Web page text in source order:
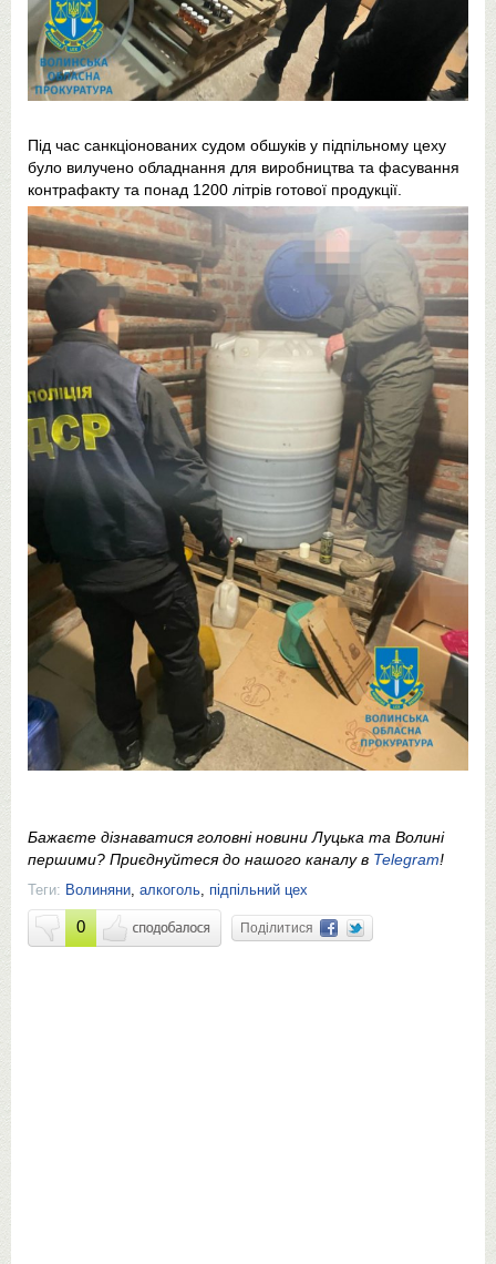
Під час санкціонованих судом обшуків у підпільному цеху
було вилучено обладнання для виробництва та фасування
контрафакту та понад 1200 літрів готової продукції.
Бажаєте дізнаватися головні новини Луцька та Волині
першими? Приєднуйтеся до нашого каналу в Telegram!
Теги: Волиняни, алкоголь, підпільний цех
0 Поділитися